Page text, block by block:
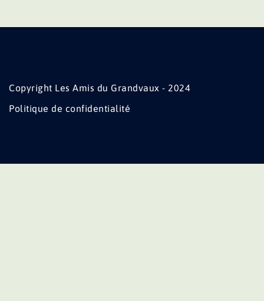
Copyright Les Amis du Grandvaux - 2024
Politique de confidentialité